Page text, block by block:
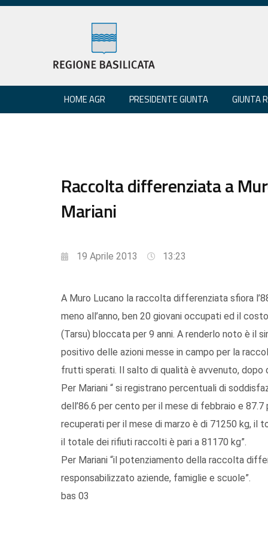
HOME AGR PRESIDENTE GIUNTA GIUNTA
Raccolta differenziata a
Mariani
19 Aprile 2013 13:23
A Muro Lucano la raccolta differenziata sfiora
meno all’anno, ben 20 giovani occupati ed il
(Tarsu) bloccata per 9 anni. A renderlo noto è il
positivo delle azioni messe in campo per la
frutti sperati. Il salto di qualità è avvenuto, dopo
Per Mariani “ si registrano percentuali di
dell’86.6 per cento per il mese di febbraio e
recuperati per il mese di marzo è di 71250 kg, il
il totale dei rifiuti raccolti è pari a 81170 kg”.
Per Mariani “il potenziamento della raccolta
responsabilizzato aziende, famiglie e scuole”.
bas 03